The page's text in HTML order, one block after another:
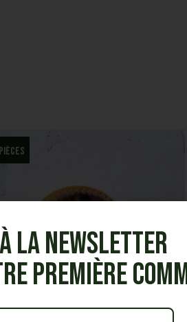
pièces
la Newsletter
première